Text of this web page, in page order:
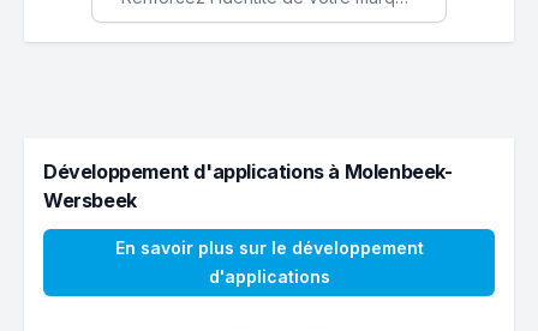
Développement d'applications à Molenbeek-
Wersbeek
En savoir plus sur le développement
d'applications